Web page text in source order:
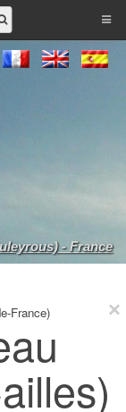
- France
France)